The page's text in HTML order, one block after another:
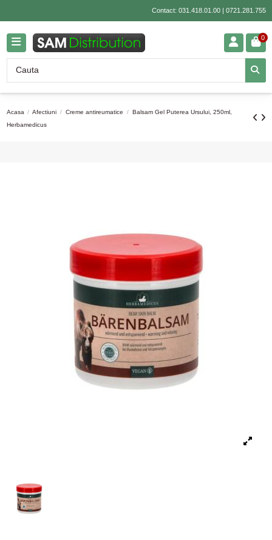
Contact: 031.418.01.00| 0721.281.755
0
Acasa Afectiuni Creme antireumatice
Balsam Gel Puterea Ursului, 250ml,
Herbamedicus